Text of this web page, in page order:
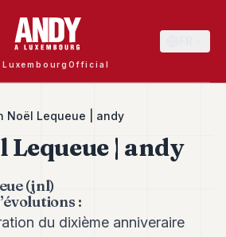
LuxembourgOfficial
Noël Lequeue | andy
Lequeue | andy
(jnl)
:
du dixième anniveraire